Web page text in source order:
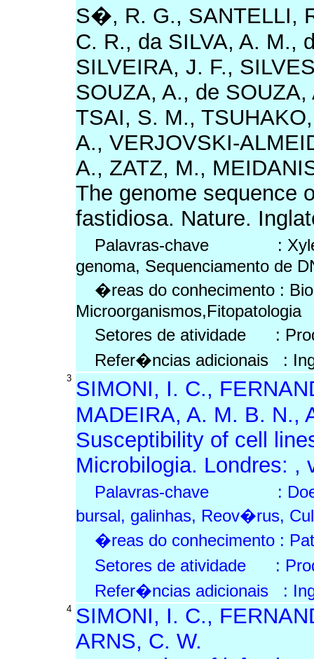
S�, R. G., SANTELLI,
C. R., da SILVA, A. M.,
SILVEIRA, J. F.,
SOUZA, A., de
TSAI, S. M.,
A., VERJOVSKI-
A., ZATZ, M.,
The genome sequence
fastidiosa. Nature.
Palavras-chave : Xylella
genoma, Sequenciamento de
�reas do conhecimento :
Microorganismos,Fitopatologia
Setores de atividade :
Refer�ncias adicionais :
3 SIMONI, I. C.,
MADEIRA, A. M. B. N.,
Susceptibility of cell
Microbilogia. Londres: ,
Palavras-chave :
bursal, galinhas, Reov�rus,
�reas do conhecimento :
Setores de atividade :
Refer�ncias adicionais :
4 SIMONI, I. C.,
ARNS, C. W.